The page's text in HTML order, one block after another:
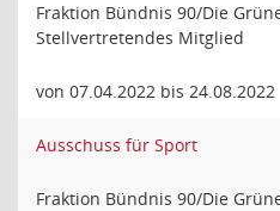
Fraktion Bündnis 90/Die
Stellvertretendes Mitglied
von 07.04.2022 bis 24.08.2022
Ausschuss für Sport
Fraktion Bündnis 90/Die